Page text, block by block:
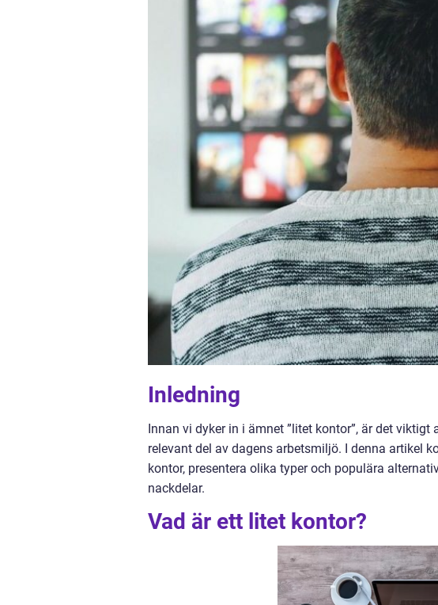
Inledning
Innan vi dyker in i ämnet ”litet kontor”, är det
relevant del av dagens arbetsmiljö. I denna artikel
kontor, presentera olika typer och populära
nackdelar.
Vad är ett litet kontor?